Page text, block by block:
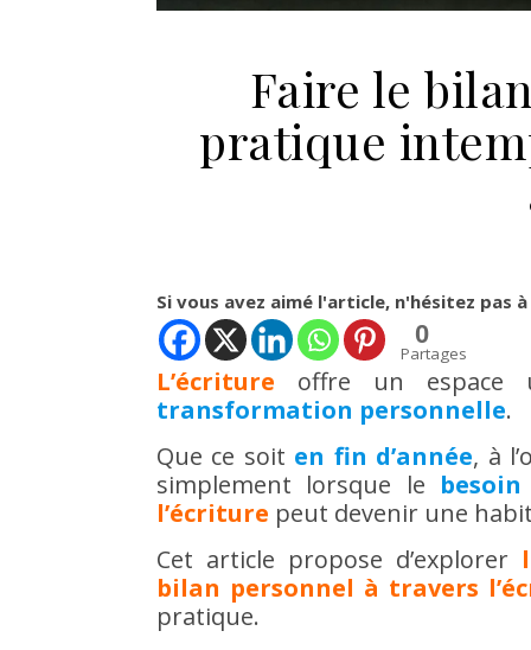
Faire le
pratique
Si vous avez aimé l'article, n'hésitez pas
0
Partages
L’écriture offre un espace
transformation personnelle.
Que ce soit en fin d’année, à
simplement lorsque le
l’écriture peut devenir une
Cet article propose d’explorer
bilan personnel à travers
pratique.